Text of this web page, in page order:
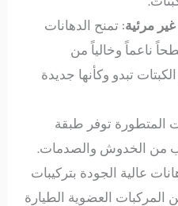
مرئية: تمنح الدهانات
ناعماً وخالياً من
تبدو وكأنها جديدة
المتطورة توفر طبقة
من الخدوش والصدمات.
عالية الجودة بتركيبات
المركبات العضوية الطيارة